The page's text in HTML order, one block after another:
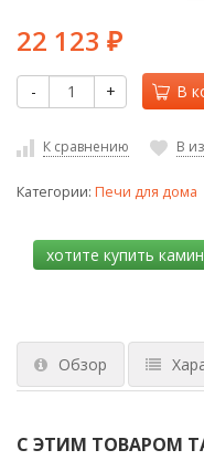
22 123 ₽
- + В
К сравнению В
Категории: Печи для дома
Обзор
С ЭТИМ ТОВАРОМ